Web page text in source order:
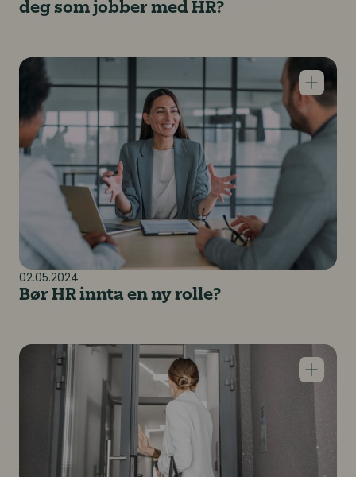
deg som jobber med HR?
02.05.2024
Bør HR innta en ny rolle?
Bør HR innta en ny rolle?
Hvordan beholde de beste folka